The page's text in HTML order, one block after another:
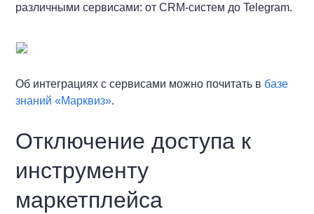
различными сервисами: от CRM-систем до Telegram.
Об интеграциях с сервисами можно почитать в базе
знаний «Марквиз».
Отключение доступа к
инструменту
маркетплейса